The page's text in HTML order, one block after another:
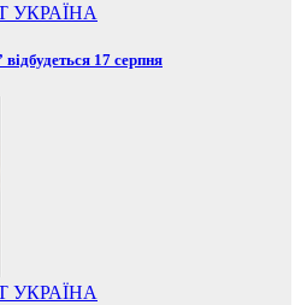
УКРАЇНА
відбудеться 17 серпня
УКРАЇНА